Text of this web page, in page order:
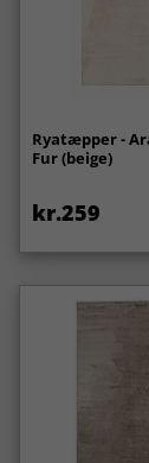
Ryatæpper -
Fur (beige)
kr.259